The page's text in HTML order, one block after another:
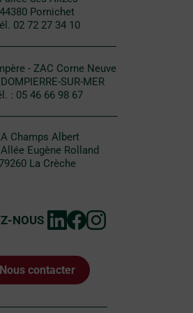
44380 Pornichet
02 72 27 34 10
- ZAC Corne Neuve
SUR-MER
: 05 46 66 98 67
Champs Albert
Eugène Rolland
La Crèche
NOUS
Nous contacter